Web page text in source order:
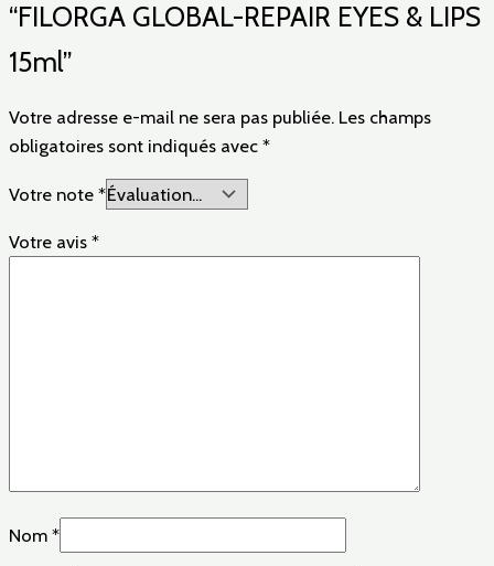
“FILORGA GLOBAL-REPAIR EYES & LIPS
15ml”
Votre adresse e-mail ne sera pas publiée. Les champs
obligatoires sont indiqués avec *
Votre note *
Votre avis *
Nom *